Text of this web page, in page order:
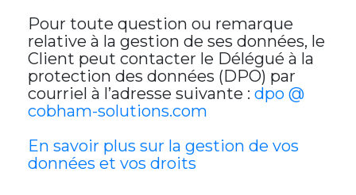
Pour toute question ou remarque
relative à la gestion de ses données, le
Client peut contacter le Délégué à la
protection des données (DPO) par
courriel à l’adresse suivante : dpo @
cobham-solutions.com
En savoir plus sur la gestion de vos
données et vos droits